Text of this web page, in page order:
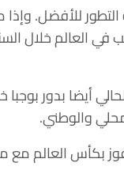
للأفضل.
في العالم خلال
أيضا بدور بوجبا
والوطني.
بكأس العالم مع